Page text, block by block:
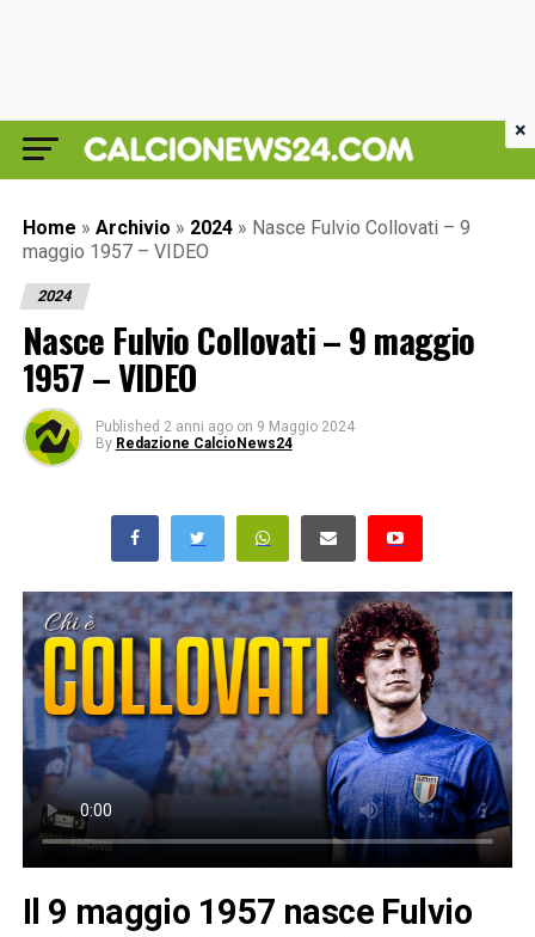
Home » Archivio » 2024 » Nasce Fulvio Collovati – 9
maggio 1957 – VIDEO
2024
Nasce Fulvio Collovati – 9 maggio
1957 – VIDEO
Published 2 anni ago on 9 Maggio 2024
By Redazione CalcioNews24
Il 9 maggio 1957 nasce Fulvio
×